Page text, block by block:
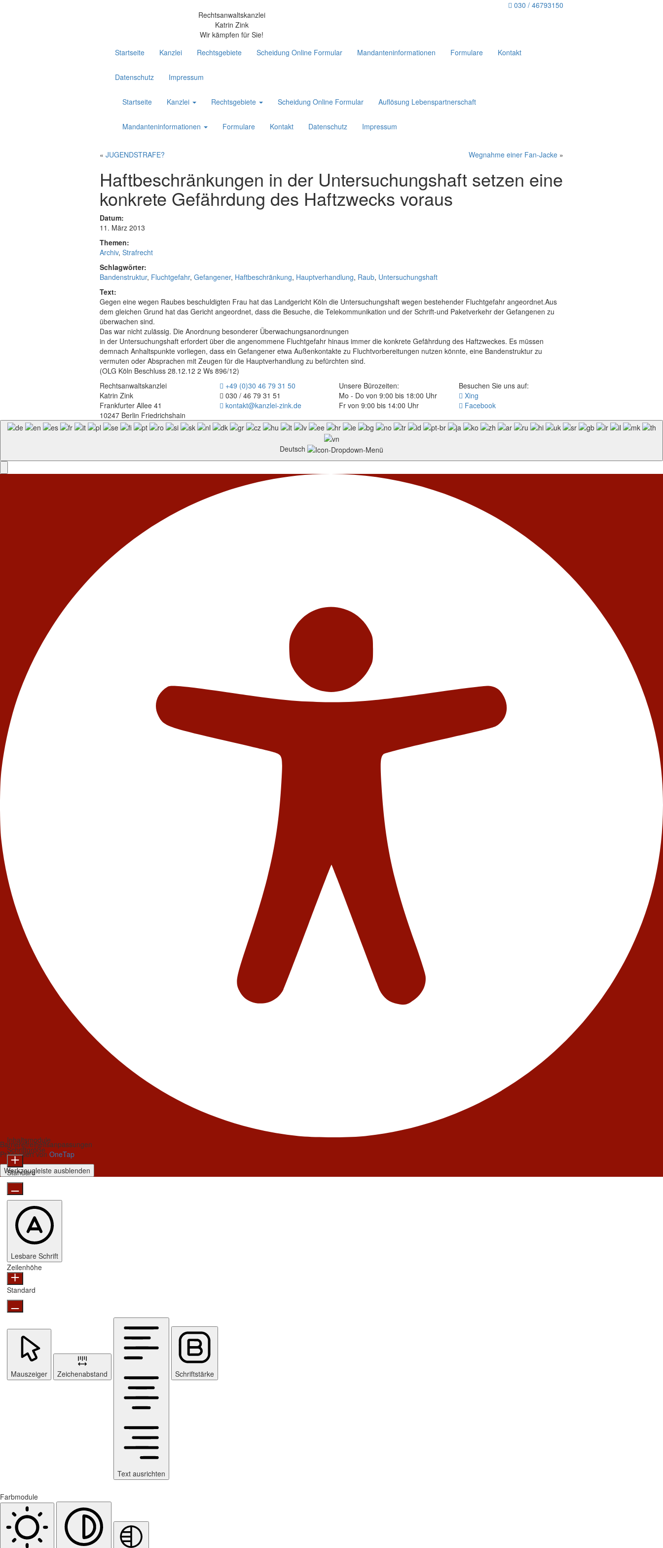
030 / 46793150
Rechtsanwaltskanzlei
Katrin Zink
Wir kämpfen für Sie!
Startseite
Kanzlei Rechtsgebiete Scheidung Online Formular Mandanteninformationen Formulare Kontakt
Datenschutz Impressum
Startseite Kanzlei Rechtsgebiete Scheidung Online Formular Auflösung Lebenspartnerschaft
Mandanteninformationen Formulare Kontakt Datenschutz Impressum
« JUGENDSTRAFE? Wegnahme einer Fan-Jacke »
Haftbeschränkungen in der Untersuchungshaft setzen eine
konkrete Gefährdung des Haftzwecks voraus
Datum:
11. März 2013
Themen:
Archiv, Strafrecht
Schlagwörter:
Bandenstruktur, Fluchtgefahr, Gefangener, Haftbeschränkung, Hauptverhandlung, Raub, Untersuchungshaft
Text:
Gegen eine wegen Raubes beschuldigten Frau hat das Landgericht Köln die Untersuchungshaft wegen bestehender Fluchtgefahr angeordnet.Aus
dem gleichen Grund hat das Gericht angeordnet, dass die Besuche, die Telekommunikation und der Schrift-und Paketverkehr der Gefangenen zu
überwachen sind.
Das war nicht zulässig. Die Anordnung besonderer Überwachungsanordnungen
in der Untersuchungshaft erfordert über die angenommene Fluchtgefahr hinaus immer die konkrete Gefährdung des Haftzweckes. Es müssen
demnach Anhaltspunkte vorliegen, dass ein Gefangener etwa Außenkontakte zu Fluchtvorbereitungen nutzen könnte, eine Bandenstruktur zu
vermuten oder Absprachen mit Zeugen für die Hauptverhandlung zu befürchten sind.
(OLG Köln Beschluss 28.12.12 2 Ws 896/12)
Rechtsanwaltskanzlei
Katrin Zink
Frankfurter Allee 41
10247 Berlin Friedrichshain
+49 (0)30 46 79 31 50
030 / 46 79 31 51
kontakt@kanzlei-zink.de
Unsere Bürozeiten:
Mo - Do von 9:00 bis 18:00 Uhr
Fr von 9:00 bis 14:00 Uhr
Besuchen Sie uns auf:
Xing
Facebook
Deutsch
Barrierefreiheitsanpassungen
Präsentiert von OneTap
Werkzeugleiste ausblenden
Inhaltsmodule
Schriftgröße
Standard
Lesbare Schrift
Zeilenhöhe
Standard
Mauszeiger Zeichenabstand
Text ausrichten
Schriftstärke
Farbmodule